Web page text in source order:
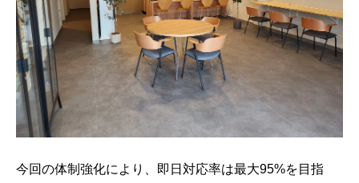
今回の体制強化により、即日対応率は最大95%を目指